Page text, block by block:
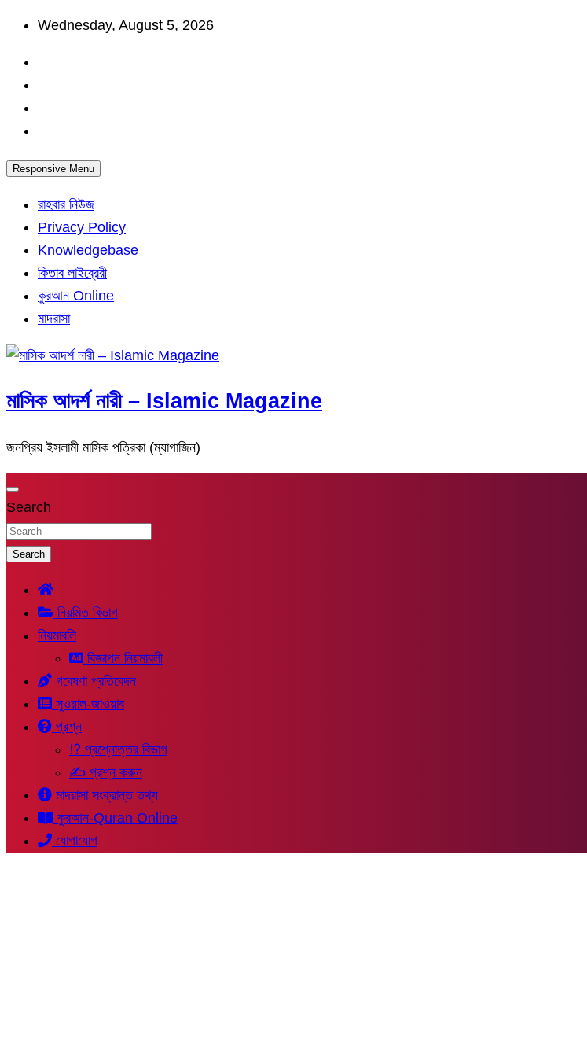
Skip
content
Wednesday, August 5, 2026
Responsive Menu
রাহবার নিউজ
Privacy Policy
Knowledgebase
কিতাব লাইব্রেরী
কুরআন Online
মাদরাসা
মাসিক আদর্শ নারী – Islamic Magazine
জনপ্রিয় ইসলামী মাসিক পত্রিকা (ম্যাগাজিন)
Search
Search
নিয়মিত বিভাগ
নিয়মাবলি
বিজ্ঞাপন নিয়মাবলী
গবেষণা প্রতিবেদন
সুওয়াল-জাওয়াব
প্রশ্ন
⁉ প্রশ্নোত্তর বিভাগ
✍ প্রশ্ন করুন
মাদরাসা সংক্রান্ত তথ্য
কুরআন-Quran Online
যোগাযোগ